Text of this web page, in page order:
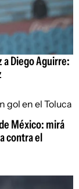
a Diego Aguirre:
México: mirá
contra el